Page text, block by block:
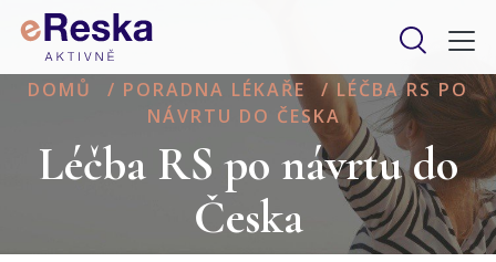
DOMŮ / PORADNA LÉKAŘE / LÉČBA RS PO
NÁVRTU DO ČESKA
Léčba RS po návrtu do
Česka